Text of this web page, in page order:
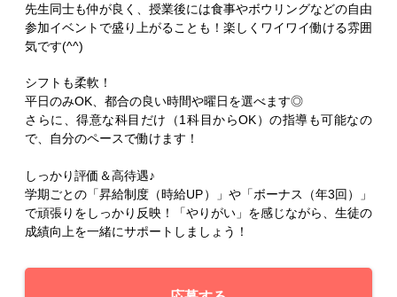
先生同士も仲が良く、授業後には食事やボウリングなどの自由
参加イベントで盛り上がることも！楽しくワイワイ働ける雰囲
気です(^^)
シフトも柔軟！
平日のみOK、都合の良い時間や曜日を選べます◎
さらに、得意な科目だけ（1科目からOK）の指導も可能なの
で、自分のペースで働けます！
しっかり評価＆高待遇♪
学期ごとの「昇給制度（時給UP）」や「ボーナス（年3回）」
で頑張りをしっかり反映！「やりがい」を感じながら、生徒の
成績向上を一緒にサポートしましょう！